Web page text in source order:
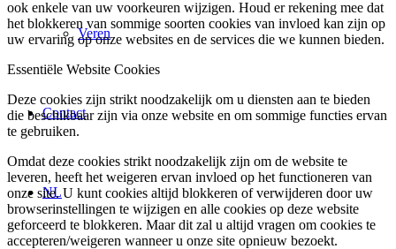
Veren
Contact
NL
ook enkele van uw voorkeuren wijzigen. Houd er rekening mee dat
het blokkeren van sommige soorten cookies van invloed kan zijn op
uw ervaring op onze websites en de services die we kunnen bieden.
Essentiële Website Cookies
Deze cookies zijn strikt noodzakelijk om u diensten aan te bieden
die beschikbaar zijn via onze website en om sommige functies ervan
te gebruiken.
Omdat deze cookies strikt noodzakelijk zijn om de website te
leveren, heeft het weigeren ervan invloed op het functioneren van
onze site. U kunt cookies altijd blokkeren of verwijderen door uw
browserinstellingen te wijzigen en alle cookies op deze website
geforceerd te blokkeren. Maar dit zal u altijd vragen om cookies te
accepteren/weigeren wanneer u onze site opnieuw bezoekt.